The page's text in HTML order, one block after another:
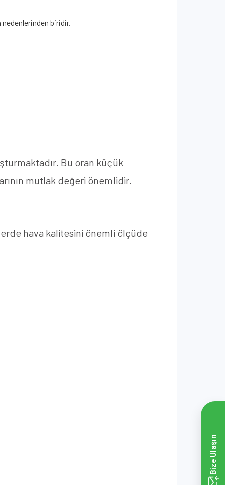
Bize Ulaşın
nedenlerinden biridir.
Bu oran küçük
mutlak değeri önemlidir.
hava kalitesini önemli ölçüde